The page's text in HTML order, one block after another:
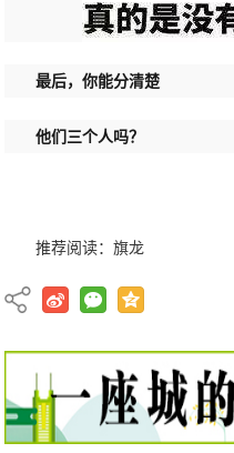
最后，你能分清楚
他们三个人吗？
推荐阅读：旗龙